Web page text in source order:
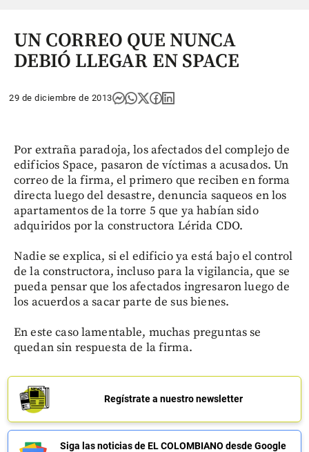
UN CORREO QUE NUNCA
DEBIÓ LLEGAR EN SPACE
29 de diciembre de 2013
Por extraña paradoja, los afectados del complejo de
edificios Space, pasaron de víctimas a acusados. Un
correo de la firma, el primero que reciben en forma
directa luego del desastre, denuncia saqueos en los
apartamentos de la torre 5 que ya habían sido
adquiridos por la constructora Lérida CDO.
Nadie se explica, si el edificio ya está bajo el control
de la constructora, incluso para la vigilancia, que se
pueda pensar que los afectados ingresaron luego de
los acuerdos a sacar parte de sus bienes.
En este caso lamentable, muchas preguntas se
quedan sin respuesta de la firma.
Regístrate a nuestro newsletter
Siga las noticias de EL COLOMBIANO desde Google